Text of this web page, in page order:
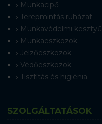
Munkacipő
Terepmintás ruházat
Munkavédelmi kesztyű
Munkaeszközök
Jelzőeszközök
Védőeszközök
Tisztítás és higiénia
SZOLGÁLTATÁSOK